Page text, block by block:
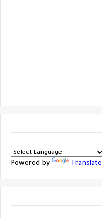
Powered by Translate